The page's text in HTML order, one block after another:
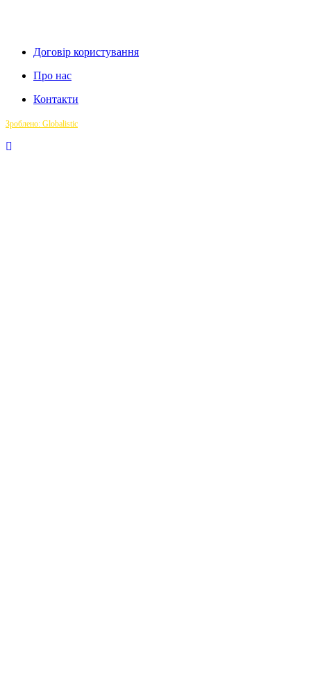
Договір користування
Про нас
Контакти
Зроблено: Globalistic